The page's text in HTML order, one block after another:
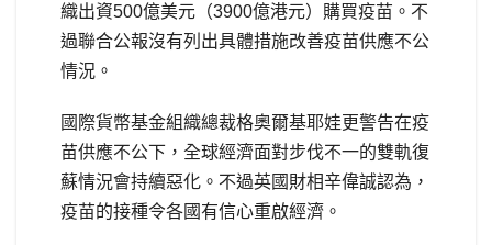
織出資500億美元（3900億港元）購買疫苗。不
過聯合公報沒有列出具體措施改善疫苗供應不公
情況。
國際貨幣基金組織總裁格奧爾基耶娃更警告在疫
苗供應不公下，全球經濟面對步伐不一的雙軌復
蘇情況會持續惡化。不過英國財相辛偉誠認為，
疫苗的接種令各國有信心重啟經濟。